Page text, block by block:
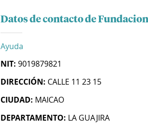
Datos de contacto de
Ayuda
NIT: 9019879821
DIRECCIÓN: CALLE 11 23 15
CIUDAD: MAICAO
DEPARTAMENTO: LA GUAJIRA